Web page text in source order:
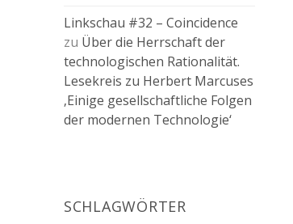
Linkschau #32 – Coincidence
zu Über die Herrschaft der
technologischen Rationalität.
Lesekreis zu Herbert Marcuses
‚Einige gesellschaftliche Folgen
der modernen Technologie‘
SCHLAGWÖRTER